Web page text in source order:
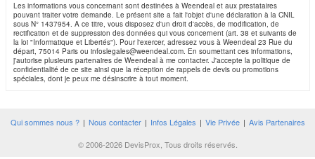
Les informations vous concernant sont destinées à Weendeal et aux prestataires
pouvant traiter votre demande. Le présent site a fait l'objet d'une déclaration à la CNIL
sous N° 1437954. A ce titre, vous disposez d'un droit d'accès, de modification, de
rectification et de suppression des données qui vous concernent (art. 38 et suivants de
la loi "Informatique et Libertés"). Pour l'exercer, adressez vous à Weendeal 23 Rue du
départ, 75014 Paris ou infoslegales@weendeal.com. En soumettant ces informations,
j'autorise plusieurs partenaires de Weendeal à me contacter. J'accepte la politique de
confidentialité de ce site ainsi que la réception de rappels de devis ou promotions
spéciales, dont je peux me désinscrire à tout moment.
Qui sommes nous ? | Nous contacter | Infos Légales | Vie Privée | Avis Partenaires
© 2006-2026 DevisProx, Tous droits réservés.